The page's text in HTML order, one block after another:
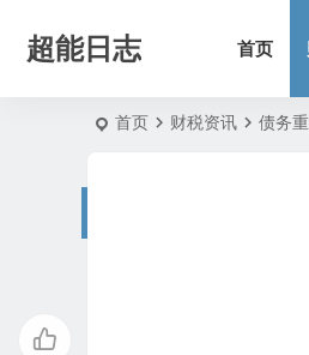
超能日志 首页
首页 财税资讯 债务